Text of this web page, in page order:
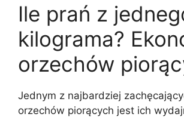
Ile prań z
kilograma?
orzechów
Jednym z najbardziej
orzechów piorących jest ich